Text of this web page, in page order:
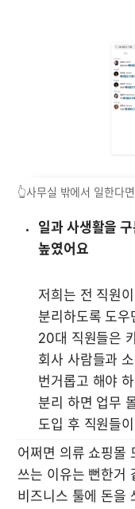
👆사무실 밖에서 일한다
일과 사생활을
높였어요
저희는 전 직원
분리하도록 도우
20대 직원들은
회사 사람들과
번거롭고 해야
분리 하면 업무
도입 후 직원들
어쩌면 의류 쇼핑몰
쓰는 이유는 뻔한거
비즈니스 툴에 돈을